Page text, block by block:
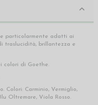
particolarmente adatti ai
traslucidità, brillantezza e
colori di Goethe.
Colori: Carminio, Vermiglio,
Oltremare, Viola Rosso.